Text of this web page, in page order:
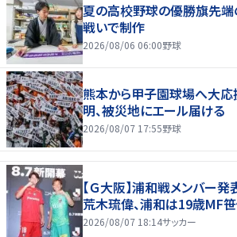
夏の高校野球の優勝旗先端
戦いで制作
2026/08/06 06:00野球
熊本から甲子園球場へ大
明、被災地にエール届ける
2026/08/07 17:55野球
【Ｇ大阪】浦和戦メンバー
荒木琉偉、浦和は19歳MF
2026/08/07 18:14サッカー